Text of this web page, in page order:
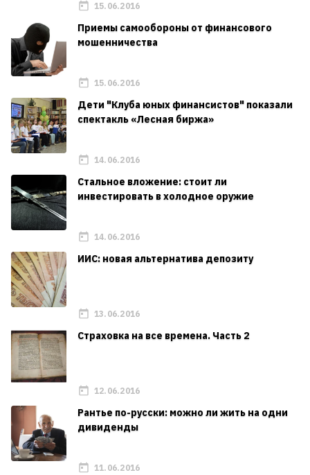
15.06.2016
Приемы самообороны от финансового
мошенничества
15.06.2016
Дети "Клуба юных финансистов" показали
спектакль «Лесная биржа»
14.06.2016
Стальное вложение: стоит ли
инвестировать в холодное оружие
14.06.2016
ИИС: новая альтернатива депозиту
13.06.2016
Страховка на все времена. Часть 2
12.06.2016
Рантье по-русски: можно ли жить на одни
дивиденды
11.06.2016